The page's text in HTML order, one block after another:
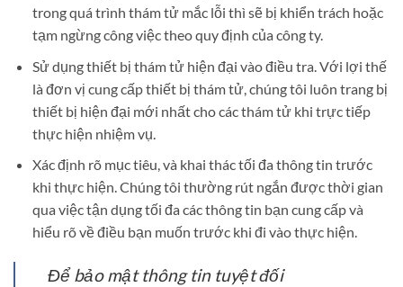
trong quá trình thám tử mắc lỗi thì sẽ bị khiển trách hoặc
tạm ngừng công việc theo quy định của công ty.
Sử dụng thiết bị thám tử hiện đại vào điều tra. Với lợi thế
là đơn vị cung cấp thiết bị thám tử, chúng tôi luôn trang bị
thiết bị hiện đại mới nhất cho các thám tử khi trực tiếp
thực hiện nhiệm vụ.
Xác định rõ mục tiêu, và khai thác tối đa thông tin trước
khi thực hiện. Chúng tôi thường rút ngắn được thời gian
qua việc tận dụng tối đa các thông tin bạn cung cấp và
hiểu rõ về điều bạn muốn trước khi đi vào thực hiện.
Để bảo mật thông tin tuyệt đối